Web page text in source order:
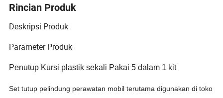
Rincian Produk
Deskripsi Produk
Parameter Produk
Penutup Kursi plastik sekali Pakai 5 dalam 1 kit
Set tutup pelindung perawatan mobil terutama digunakan di toko